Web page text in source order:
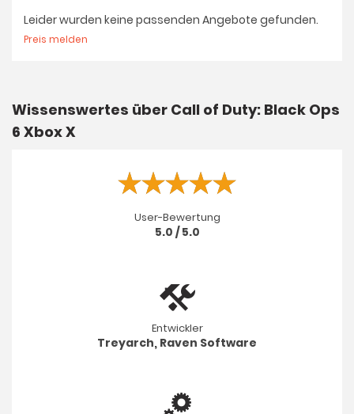
Leider wurden keine passenden Angebote gefunden.
Preis melden
Wissenswertes über Call of Duty: Black Ops
6 Xbox X
User-Bewertung
5.0 / 5.0
Entwickler
Treyarch, Raven Software